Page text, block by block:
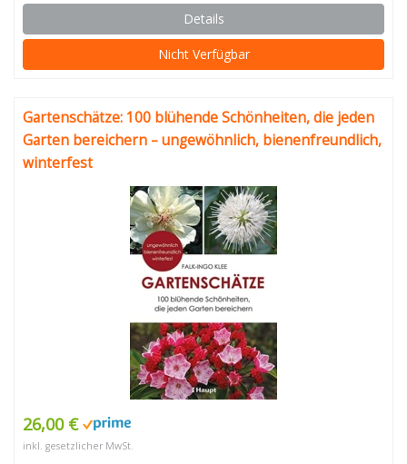
Details
Nicht Verfügbar
Gartenschätze: 100 blühende Schönheiten, die jeden
Garten bereichern – ungewöhnlich, bienenfreundlich,
winterfest
26,00 €
inkl. gesetzlicher MwSt.